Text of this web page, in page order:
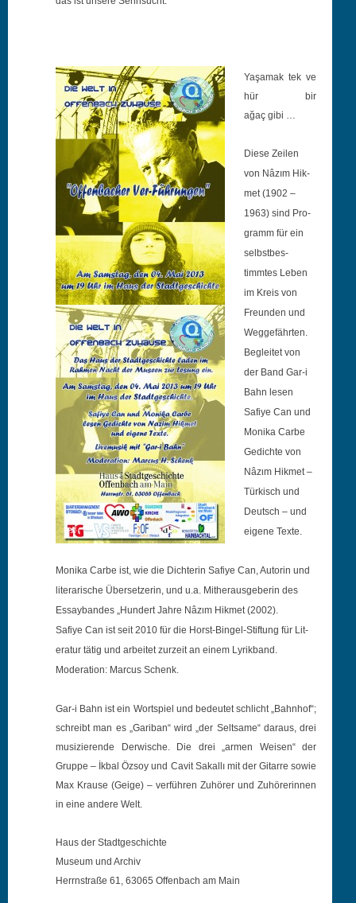
Yaşa­mak tek ve
hür bir
ağaç gibi …
Diese Zeilen
von Nâzım Hik­
met (1902 –
1963) sind Pro­
gramm für ein
selb­st­bes­
timmtes Leben
im Kreis von
Fre­un­den und
Wegge­fährten.
Begleit­et von
der Band Gar‑i
Bahn lesen
Safiye Can und
Moni­ka Carbe
Gedichte von
Nâzιm Hik­met –
Türkisch und
Deutsch – und
eigene Texte.
Moni­ka Carbe ist, wie die Dich­terin Safiye Can, Autorin und
lit­er­arische Über­set­zerin, und u.a. Mither­aus­ge­berin des
Essay­ban­des „Hun­dert Jahre Nâzιm Hik­met (2002).
Safiye Can ist seit 2010 für die Horst-Bin­gel-Stiftung für Lit­
er­atur tätig und arbeit­et zurzeitan einem Lyrikband.
Mod­er­a­tion: Mar­cus Schenk.
Gar‑i Bahn ist ein Wort­spiel und bedeutet schlicht „Bahn­hof“;
schreibt man es „Garib­an“ wird „der Selt­same“ daraus, drei
musizierende Der­wis­che. Die drei „armen Weisen“ der
Gruppe – İkb­al Özsoy und Cav­it Sakallı mit der Gitarre sowie
Max Krause (Geige) – ver­führen Zuhör­er und Zuhörerin­nen
in eine andere Welt.
Haus der Stadtgeschichte
Muse­um und Archiv
Her­rn­straße 61, 63065 Offen­bach am Main